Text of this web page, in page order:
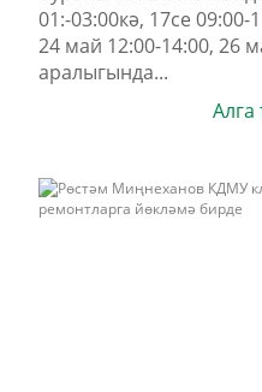
01:-03:00кә, 17се
24 май 12:00-14:00, 26
аралыгында...
Алга